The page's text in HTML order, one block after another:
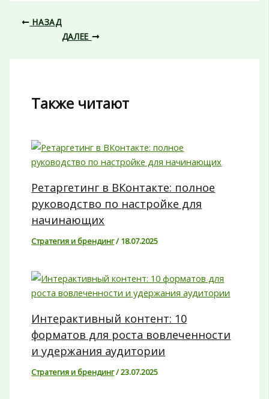
НАЗАД
ДАЛЕЕ
Также читают
Ретаргетинг в ВКонтакте: полное
руководство по настройке для
начинающих
Стратегия и брендинг/ 18.07.2025
Интерактивный контент: 10
форматов для роста вовлеченности
и удержания аудитории
Стратегия и брендинг/23.07.2025